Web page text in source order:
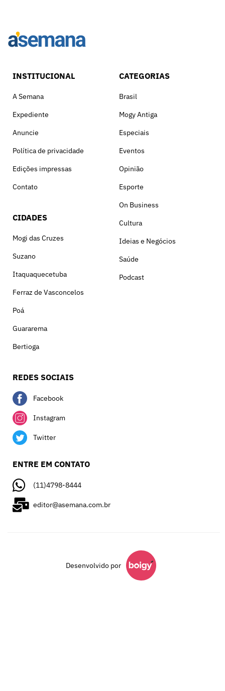
INSTITUCIONAL
A Semana
Expediente
Anuncie
Política de privacidade
Edições impressas
Contato
CIDADES
Mogi das Cruzes
Suzano
Itaquaquecetuba
Ferraz de Vasconcelos
Poá
Guararema
Bertioga
CATEGORIAS
Brasil
Mogy Antiga
Especiais
Eventos
Opinião
Esporte
On Business
Cultura
Ideias e Negócios
Saúde
Podcast
REDES SOCIAIS
Facebook
Instagram
Twitter
ENTRE EM CONTATO
(11)4798-8444
editor@asemana.com.br
Desenvolvido por